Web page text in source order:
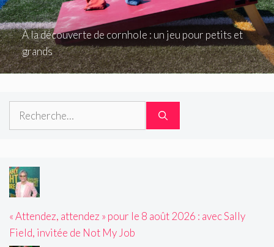
À la découverte de cornhole : un jeu pour petits et
grands
Rechercher :
« Attendez, attendez » pour le 8 août 2026 : avec Sally
Field, invitée de Not My Job